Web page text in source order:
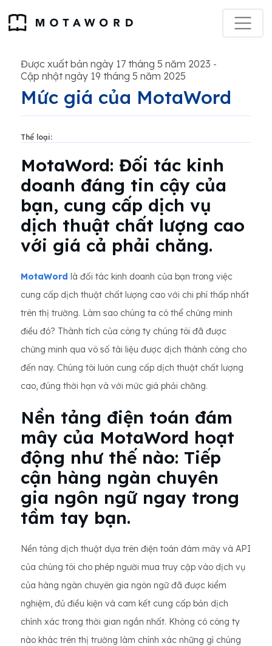
Được xuất bản ngày 17 tháng 5 năm 2023 -
Cập nhật ngày 19 tháng 5 năm 2025
Mức giá của MotaWord
Thể loại:
MotaWord: Đối tác kinh
doanh đáng tin cậy của
bạn, cung cấp dịch vụ
dịch thuật chất lượng cao
với giá cả phải chăng.
MotaWord là đối tác kinh doanh của bạn trong việc
cung cấp dịch thuật chất lượng cao với chi phí thấp nhất
trên thị trường. Làm sao chúng ta có thể chứng minh
điều đó? Thành tích của công ty chúng tôi đã được
chứng minh qua vô số tài liệu được dịch thành công cho
đến nay. Chúng tôi luôn cung cấp dịch thuật chất lượng
cao, đúng thời hạn và với mức giá phải chăng.
Nền tảng điện toán đám
mây của MotaWord hoạt
động như thế nào: Tiếp
cận hàng ngàn chuyên
gia ngôn ngữ ngay trong
tầm tay bạn.
Nền tảng dịch thuật dựa trên điện toán đám mây và API
của chúng tôi cho phép người mua truy cập vào dịch vụ
của hàng ngàn chuyên gia ngôn ngữ đã được kiểm
nghiệm, đủ điều kiện và cam kết cung cấp bản dịch
chính xác trong thời gian ngắn nhất. Không có công ty
nào khác trên thị trường làm chính xác những gì chúng